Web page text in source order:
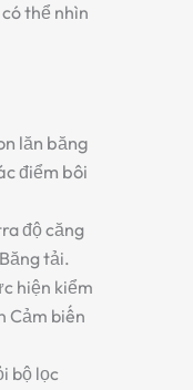
thể nhìn
lăn băng
điểm bôi
độ căng
Băng tải.
hiện kiểm
Cảm biến
bộ lọc